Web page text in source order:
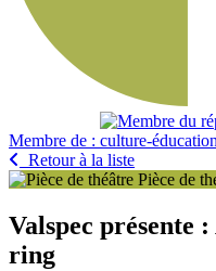
Membre de :
Retour à la liste
Pièce de
Valspec présente
ring